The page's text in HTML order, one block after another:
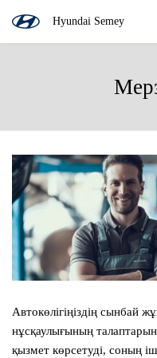
Hyundai Semey
Автокөлігіңіздің сынбай
нұсқаулығының
қызмет көрсетуді, соның